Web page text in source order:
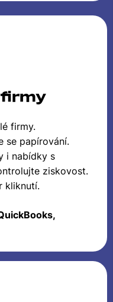
firmy
firmy.
se papírování.
i nabídky s
ziskovost.
kliknutí.